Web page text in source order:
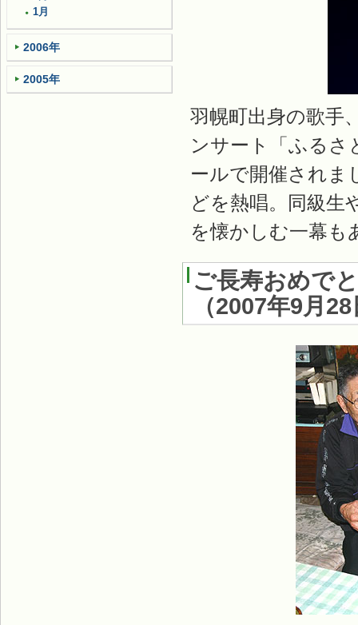
羽幌町出身の歌手
ンサート「ふるさ
ールで開催されま
どを熱唱。同級生
を懐かしむ一幕も
ご長寿おめで
（2007年9月28
1月
2006年
2005年